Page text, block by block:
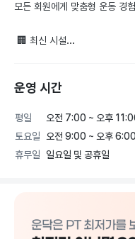
모든 회원에게 맞춤형 운동 경
🏢 최신 시설
- 클래스: 요가, 필라테스, 스피
- 개인 트레이닝: 전문적인 트
목표를 효과적으로 달성하세요.
- 다이어트 챌린지: 건강하게
- 리커버리 센터: 피로 회복 및
운영 시간
평일
오전 7:00 ~ 오후
토요일
오전 9:00 ~ 오후
휴무일
일요일 및 공휴일